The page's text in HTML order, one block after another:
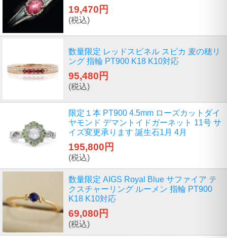
19,470円
(税込)
数量限定 レッドスピネル スピカ 麦の穂リ
ング 指輪 PT900 K18 K10対応
95,480円
(税込)
限定１本 PT900 4.5mm ローズカットダイ
ヤモンド デマントイドガーネット 11号 サ
イズ変更承ります 誕生石1月 4月
195,800円
(税込)
数量限定 AIGS Royal Blue サファイア テ
クスチャーリング ルーメン 指輪 PT900
K18 K10対応
69,080円
(税込)